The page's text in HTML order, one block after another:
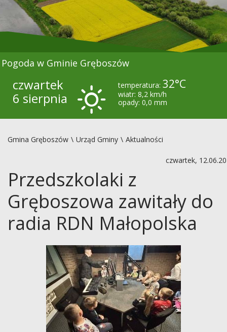
Pogoda w Gminie Gręboszów
czwartek
6 sierpnia
temperatura: 32°C
wiatr: 8,2 km/h
opady: 0,0 mm
Gmina Gręboszów Urząd Gminy Aktualności
czwartek,
Przedszkolaki z
Gręboszowa zawitały do
radia RDN Małopolska